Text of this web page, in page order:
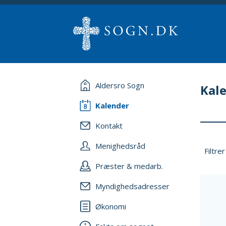
Aldersro Sogn
Kalender
Kontakt
Menighedsråd
Præster & medarb.
Myndighedsadresser
Økonomi